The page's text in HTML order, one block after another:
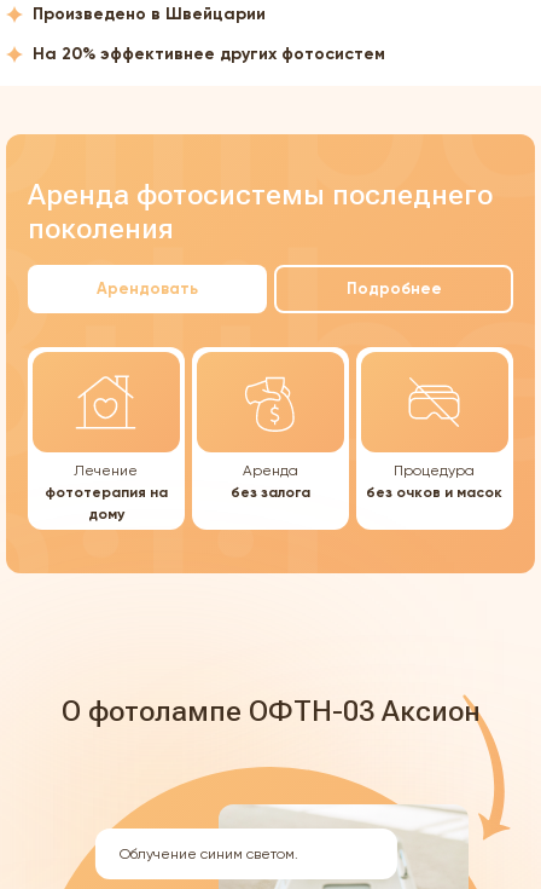
Произведено в Швейцарии
На 20% эффективнее других фотосистем
Аренда фотосистемы последнего
поколения
Арендовать Подробнее
Лечение
фототерапия на
дому
Аренда
без залога
Процедура
без очков и масок
О фотолампе ОФТН-03 Аксион
Облучение синим светом.